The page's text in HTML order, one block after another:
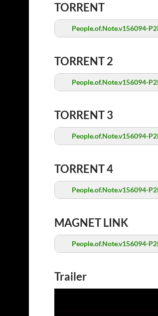
TORRENT
People.of.Note.v156094-
TORRENT 2
People.of.Note.v156094-
TORRENT 3
People.of.Note.v156094-
TORRENT 4
People.of.Note.v156094-
MAGNET LINK
People.of.Note.v156094-
Trailer